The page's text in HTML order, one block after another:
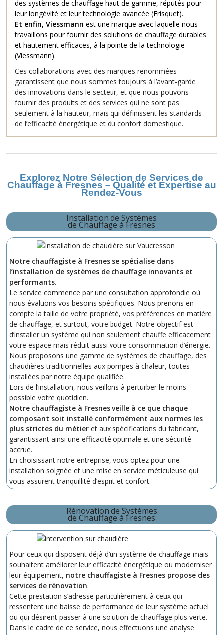
des systèmes de chauffage haut de gamme, réputés pour
leur longévité et leur technologie avancée (Frisquet).
Et enfin, Viessmann est une marque avec laquelle nous
travaillons pour fournir des solutions de chauffage durables
et hautement efficaces, à la pointe de la technologie
(Viessmann).
Ces collaborations avec des marques renommées
garantissent que nous sommes toujours à l’avant-garde
des innovations dans le secteur, et que nous pouvons
fournir des produits et des services qui ne sont pas
seulement à la hauteur, mais qui définissent les standards
de l’efficacité énergétique et du confort domestique.
Explorez Notre Sélection de Services de
Chauffage à Fresnes – Qualité et Expertise au
Rendez-Vous
Installation de Systèmes
de Chauffage à Fresnes
Notre chauffagiste à Fresnes se spécialise dans
l’installation de systèmes de chauffage innovants et
performants.
Le service commence par une consultation approfondie où
nous évaluons vos besoins spécifiques. Nous prenons en
compte la taille de votre propriété, vos préférences en matière
de chauffage, et surtout, votre budget. Notre objectif est
d’installer un système qui non seulement chauffe efficacement
votre espace mais réduit aussi votre consommation d’énergie.
Nous proposons une gamme de systèmes de chauffage, des
chaudières traditionnelles aux pompes à chaleur, toutes
installées par notre équipe qualifiée.
Lors de l’installation, nous veillons à perturber le moins
possible votre quotidien.
Notre chauffagiste à Fresnes veille à ce que chaque
composant soit installé conformément aux normes les
plus strictes du métier et aux spécifications du fabricant,
garantissant ainsi une efficacité optimale et une sécurité
accrue.
En choisissant notre entreprise, vous optez pour une
installation soignée et une mise en service méticuleuse qui
vous assurent tranquillité d’esprit et confort.
Rénovation de Systèmes
de Chauffage à Fresnes
Pour ceux qui disposent déjà d’un système de chauffage mais
souhaitent améliorer leur efficacité énergétique ou moderniser
leur équipement, notre chauffagiste à Fresnes propose des
services de rénovation.
Cette prestation s’adresse particulièrement à ceux qui
ressentent une baisse de performance de leur système actuel
ou qui désirent passer à une solution de chauffage plus verte.
Dans le cadre de ce service, nous effectuons une analyse